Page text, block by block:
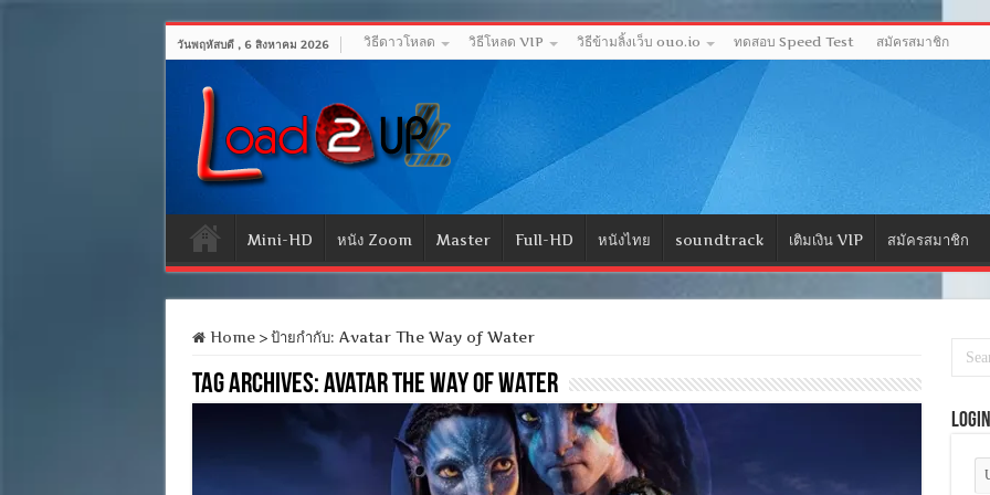
วันพฤหัสบดี , 6 สิงหาคม 2026 วิธีดาวโหลด วิธีโหลด VIP วิธีข้ามลิ้งเว็บ ouo.io ทดสอบ Speed Test สมัครสมาชิก
Mini-HD หนัง Zoom Master Full-HD หนังไทย soundtrack เติมเงิน VIP สมัครสมาชิก
Home > ป้ายกำกับ: Avatar The Way of Water
Tag Archives:Avatar The Way of Water
Login